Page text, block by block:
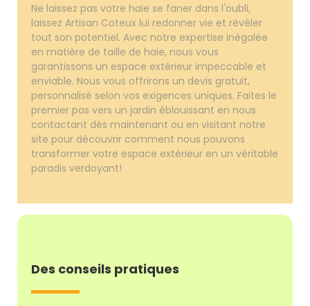
Ne laissez pas votre haie se faner dans l'oubli,
laissez Artisan Coteux lui redonner vie et révéler
tout son potentiel. Avec notre expertise inégalée
en matière de taille de haie, nous vous
garantissons un espace extérieur impeccable et
enviable. Nous vous offrirons un devis gratuit,
personnalisé selon vos exigences uniques. Faites le
premier pas vers un jardin éblouissant en nous
contactant dès maintenant ou en visitant notre
site pour découvrir comment nous pouvons
transformer votre espace extérieur en un véritable
paradis verdoyant!
Des conseils pratiques